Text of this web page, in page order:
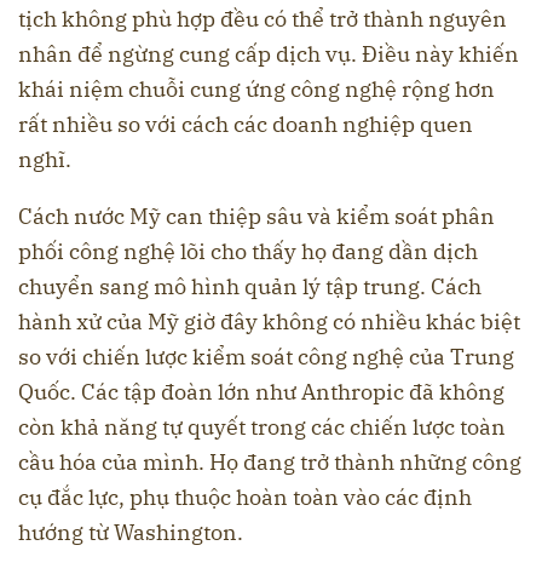
tịch không phù hợp đều có thể trở thành nguyên
nhân để ngừng cung cấp dịch vụ. Điều này khiến
khái niệm chuỗi cung ứng công nghệ rộng hơn
rất nhiều so với cách các doanh nghiệp quen
nghĩ.
Cách nước Mỹ can thiệp sâu và kiểm soát phân
phối công nghệ lõi cho thấy họ đang dần dịch
chuyển sang mô hình quản lý tập trung. Cách
hành xử của Mỹ giờ đây không có nhiều khác biệt
so với chiến lược kiểm soát công nghệ của Trung
Quốc. Các tập đoàn lớn như Anthropic đã không
còn khả năng tự quyết trong các chiến lược toàn
cầu hóa của mình. Họ đang trở thành những công
cụ đắc lực, phụ thuộc hoàn toàn vào các định
hướng từ Washington.